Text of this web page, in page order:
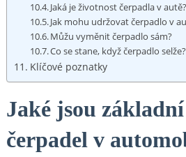
Jaká je​ životnost‌ čerpadla v autě?
Jak mohu udržovat čerpadlo v
Můžu⁣ vyměnit čerpadlo sám?
Co​ se stane,‌ když čerpadlo ⁣selže?
Klíčové poznatky
Jaké jsou‌
čerpadel v